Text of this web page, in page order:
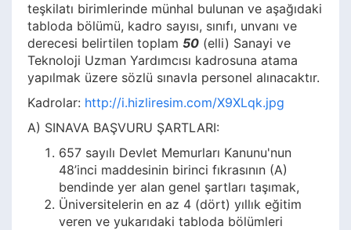
teşkilatı birimlerinde münhal bulunan ve aşağıdaki
tabloda bölümü, kadro sayısı, sınıfı, unvanı ve
derecesi belirtilen toplam 50 (elli) Sanayi ve
Teknoloji Uzman Yardımcısı kadrosuna atama
yapılmak üzere sözlü sınavla personel alınacaktır.
Kadrolar: http://i.hizliresim.com/X9XLqk.jpg
A) SINAVA BAŞVURU ŞARTLARI:
657 sayılı Devlet Memurları Kanunu'nun
48’inci maddesinin birinci fıkrasının (A)
bendinde yer alan genel şartları taşımak,
Üniversitelerin en az 4 (dört) yıllık eğitim
veren ve yukarıdaki tabloda bölümleri